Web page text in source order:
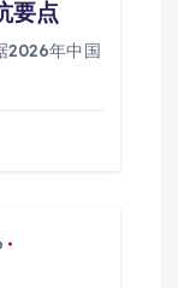
要点
2026年中国